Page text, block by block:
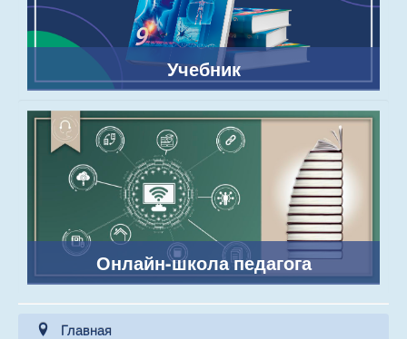
Учебник
Онлайн-школа педагога
Главная